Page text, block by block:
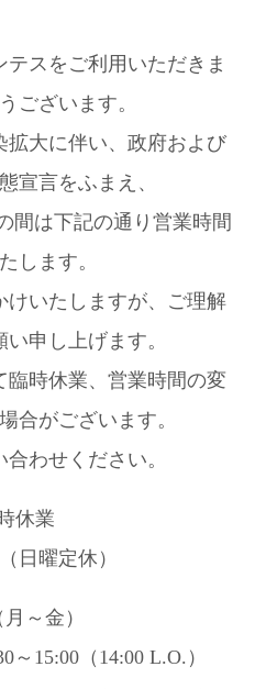
スをご利用いただきま
ございます。
拡大に伴い、政府および
宣言をふまえ、
間は下記の通り営業時間
します。
けいたしますが、ご理解
申し上げます。
臨時休業、営業時間の変
合がございます。
わせください。
休業
日曜定休）
～金）
～15:00（14:00 L.O.）